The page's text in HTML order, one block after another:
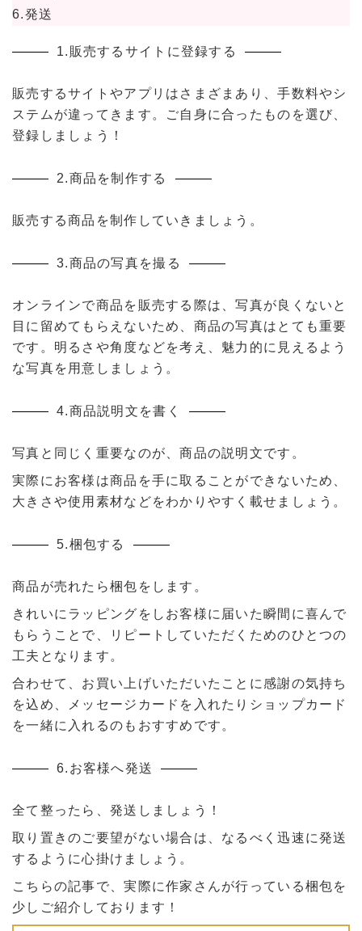
6.発送
1.販売するサイトに登録する
販売するサイトやアプリはさまざまあり、手数料やシ
ステムが違ってきます。ご自身に合ったものを選び、
登録しましょう！
2.商品を制作する
販売する商品を制作していきましょう。
3.商品の写真を撮る
オンラインで商品を販売する際は、写真が良くないと
目に留めてもらえないため、商品の写真はとても重要
です。明るさや角度などを考え、魅力的に見えるよう
な写真を用意しましょう。
4.商品説明文を書く
写真と同じく重要なのが、商品の説明文です。
実際にお客様は商品を手に取ることができないため、
大きさや使用素材などをわかりやすく載せましょう。
5.梱包する
商品が売れたら梱包をします。
きれいにラッピングをしお客様に届いた瞬間に喜んで
もらうことで、リピートしていただくためのひとつの
工夫となります。
合わせて、お買い上げいただいたことに感謝の気持ち
を込め、メッセージカードを入れたりショップカード
を一緒に入れるのもおすすめです。
6.お客様へ発送
全て整ったら、発送しましょう！
取り置きのご要望がない場合は、なるべく迅速に発送
するように心掛けましょう。
こちらの記事で、実際に作家さんが行っている梱包を
少しご紹介しております！